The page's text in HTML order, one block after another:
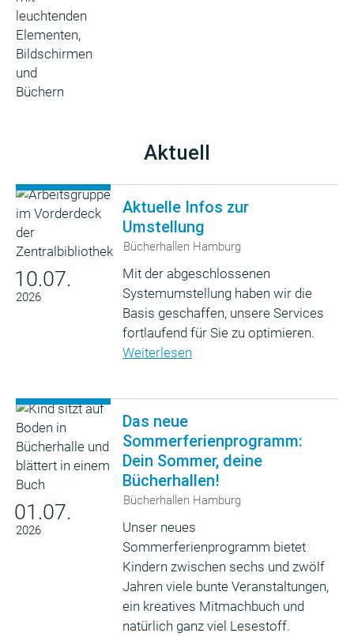
Aktuell
10.07.
2026
Aktuelle Infos zur
Umstellung
Bücherhallen Hamburg
Mit der abgeschlossenen
Systemumstellung haben wir die
Basis geschaffen, unsere Services
fortlaufend für Sie zu optimieren.
Weiterlesen
01.07.
2026
Das neue
Sommerferienprogramm:
Dein Sommer, deine
Bücherhallen!
Bücherhallen Hamburg
Unser neues
Sommerferienprogramm bietet
Kindern zwischen sechs und zwölf
Jahren viele bunte Veranstaltungen,
ein kreatives Mitmachbuch und
natürlich ganz viel Lesestoff.